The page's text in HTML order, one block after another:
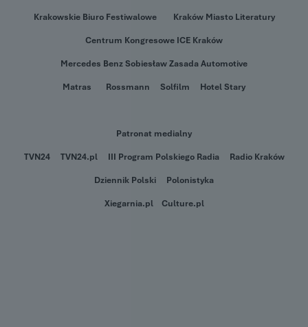
Krakowskie Biuro Festiwalowe Kraków Miasto Literatury
Centrum Kongresowe ICE Kraków
Mercedes Benz Sobiesław Zasada Automotive
Matras Rossmann Solfilm Hotel Stary
Patronat medialny
TVN24 TVN24.pl III Program Polskiego Radia Radio Kraków
Dziennik Polski Polonistyka
Xiegarnia.pl Culture.pl